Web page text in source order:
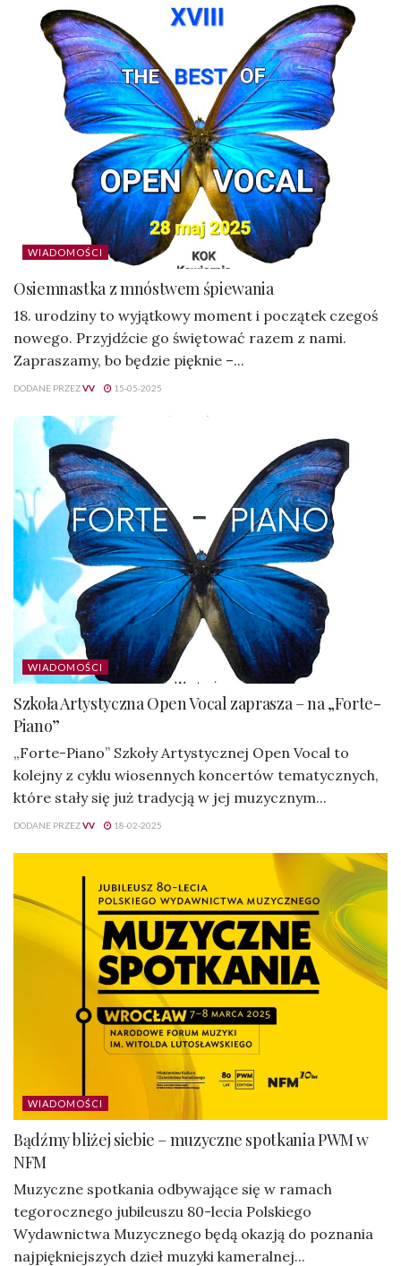
WIADOMOŚCI
Osiemnastka z mnóstwem śpiewania
18. urodziny to wyjątkowy moment i początek czegoś
nowego. Przyjdźcie go świętować razem z nami.
Zapraszamy, bo będzie pięknie –...
DODANE PRZEZVV 15-05-2025
WIADOMOŚCI
Szkoła Artystyczna Open Vocal zaprasza – na „Forte-
Piano”
„Forte-Piano” Szkoły Artystycznej Open Vocal to
kolejny z cyklu wiosennych koncertów tematycznych,
które stały się już tradycją w jej muzycznym...
DODANE PRZEZVV 18-02-2025
WIADOMOŚCI
Bądźmy bliżej siebie – muzyczne spotkania PWM w
NFM
Muzyczne spotkania odbywające się w ramach
tegorocznego jubileuszu 80-lecia Polskiego
Wydawnictwa Muzycznego będą okazją do poznania
najpiękniejszych dzieł muzyki kameralnej...